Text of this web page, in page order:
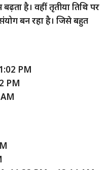
है। वहीं तृतीया तिथि पर
संयोग बन रहा है। जिसे बहुत
PM
PM